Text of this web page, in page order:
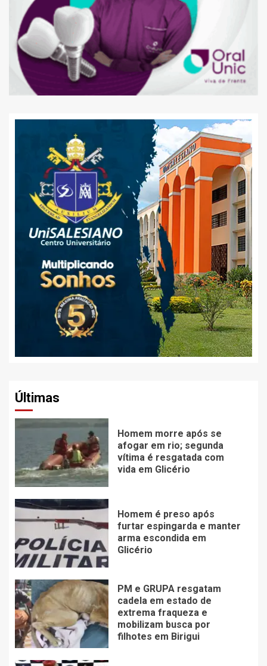
Últimas
Homem morre após se
afogar em rio; segunda
vítima é resgatada com
vida em Glicério
Homem é preso após
furtar espingarda e manter
arma escondida em
Glicério
PM e GRUPA resgatam
cadela em estado de
extrema fraqueza e
mobilizam busca por
filhotes em Birigui